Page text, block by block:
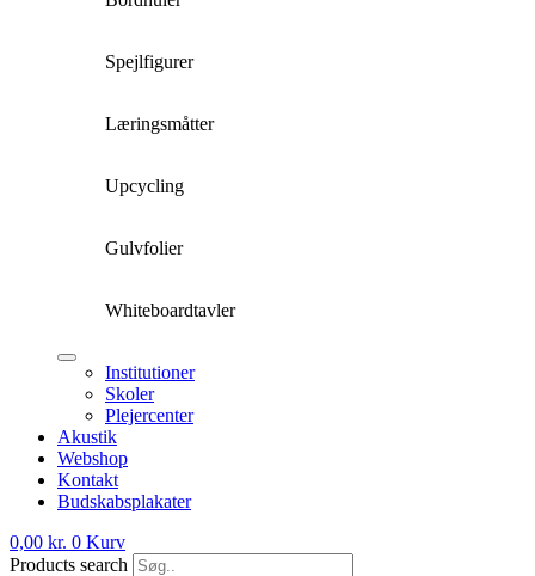
Spejlfigurer
Læringsmåtter
Upcycling
Gulvfolier
Whiteboardtavler
Institutioner
Skoler
Plejercenter
Akustik
Webshop
Kontakt
Budskabsplakater
0,00 kr. 0 Kurv
Products search